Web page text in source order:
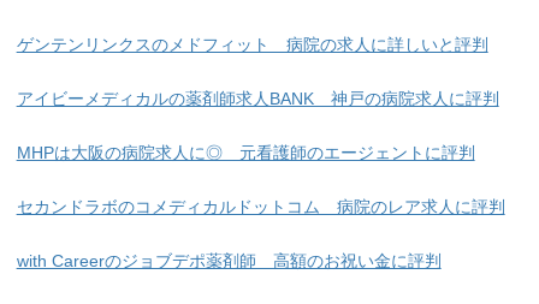
ゲンテンリンクスのメドフィット 病院の求人に詳しいと評判
アイビーメディカルの薬剤師求人BANK 神戸の病院求人に評判
MHPは大阪の病院求人に◎ 元看護師のエージェントに評判
セカンドラボのコメディカルドットコム 病院のレア求人に評判
with Careerのジョブデポ薬剤師 高額のお祝い金に評判